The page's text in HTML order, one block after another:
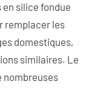
silice fondue
remplacer les
domestiques,
similaires. Le
nombreuses